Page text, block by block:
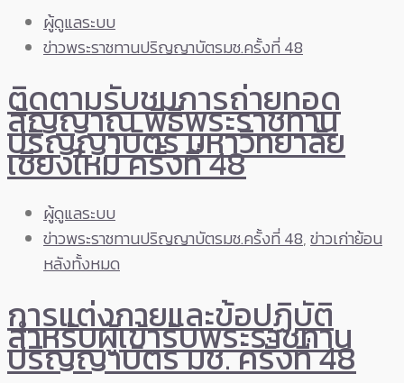
ผู้ดูแลระบบ
ข่าวพระราชทานปริญญาบัตรมช.ครั้งที่ 48
ติดตามรับชมการถ่ายทอด
สัญญาณ พิธีพระราชทาน
ปริญญาบัตร มหาวิทยาลัย
เชียงใหม่ ครั้งที่ 48
ผู้ดูแลระบบ
ข่าวพระราชทานปริญญาบัตรมช.ครั้งที่ 48,ข่าวเก่าย้อน
หลังทั้งหมด
การแต่งกายและข้อปฏิบัติ
สำหรับผู้เข้ารับพระราชทาน
ปริญญาบัตร มช. ครั้งที่ 48